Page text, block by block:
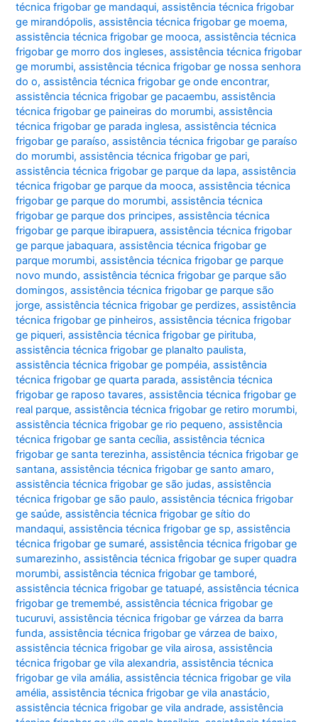
técnica frigobar ge mandaqui,assistência técnica frigobar
ge mirandópolis,assistência técnica frigobar ge moema,
assistência técnica frigobar ge mooca,assistência técnica
frigobar ge morro dos ingleses,assistência técnica frigobar
ge morumbi,assistência técnica frigobar ge nossa senhora
do o,assistência técnica frigobar ge onde encontrar,
assistência técnica frigobar ge pacaembu,assistência
técnica frigobar ge paineiras do morumbi,assistência
técnica frigobar ge parada inglesa,assistência técnica
frigobar ge paraíso,assistência técnica frigobar ge paraíso
do morumbi,assistência técnica frigobar ge pari,
assistência técnica frigobar ge parque da lapa,assistência
técnica frigobar ge parque da mooca,assistência técnica
frigobar ge parque do morumbi,assistência técnica
frigobar ge parque dos principes,assistência técnica
frigobar ge parque ibirapuera,assistência técnica frigobar
ge parque jabaquara,assistência técnica frigobar ge
parque morumbi,assistência técnica frigobar ge parque
novo mundo,assistência técnica frigobar ge parque são
domingos,assistência técnica frigobar ge parque são
jorge,assistência técnica frigobar ge perdizes,assistência
técnica frigobar ge pinheiros,assistência técnica frigobar
ge piqueri,assistência técnica frigobar ge pirituba,
assistência técnica frigobar ge planalto paulista,
assistência técnica frigobar ge pompéia,assistência
técnica frigobar ge quarta parada,assistência técnica
frigobar ge raposo tavares,assistência técnica frigobar ge
real parque,assistência técnica frigobar ge retiro morumbi,
assistência técnica frigobar ge rio pequeno,assistência
técnica frigobar ge santa cecília,assistência técnica
frigobar ge santa terezinha,assistência técnica frigobar ge
santana,assistência técnica frigobar ge santo amaro,
assistência técnica frigobar ge são judas,assistência
técnica frigobar ge são paulo,assistência técnica frigobar
ge saúde,assistência técnica frigobar ge sítio do
mandaqui,assistência técnica frigobar ge sp,assistência
técnica frigobar ge sumaré,assistência técnica frigobar ge
sumarezinho,assistência técnica frigobar ge super quadra
morumbi,assistência técnica frigobar ge tamboré,
assistência técnica frigobar ge tatuapé,assistência técnica
frigobar ge tremembé,assistência técnica frigobar ge
tucuruvi,assistência técnica frigobar ge várzea da barra
funda,assistência técnica frigobar ge várzea de baixo,
assistência técnica frigobar ge vila airosa,assistência
técnica frigobar ge vila alexandria,assistência técnica
frigobar ge vila amália,assistência técnica frigobar ge vila
amélia,assistência técnica frigobar ge vila anastácio,
assistência técnica frigobar ge vila andrade,assistência